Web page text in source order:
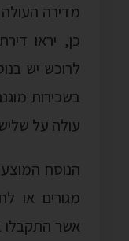
כן, יראו
לרוכש יש
בשכירות
עולה על
הנוסח
מגורים או
אשר התקבלו